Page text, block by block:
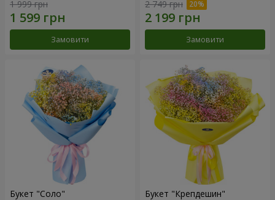
1 999 грн
Замовити
2 749 грн
Замовити
Букет "Соло" Букет "Крепдешин"